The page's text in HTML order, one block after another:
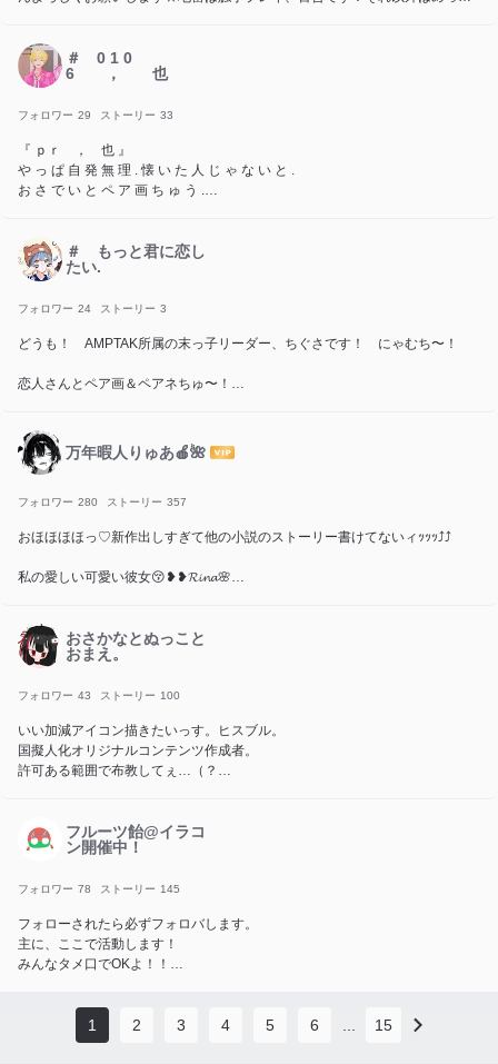
＃ 0 1 0
6 ， 也
フォロワー 29 ストーリー 33
『 ｐｒ ， 也 』
や っ ぱ 自 発 無 理 . 懐 い た 人 じ ゃ な い と .
お さ で い と ペ ア 画 ち ゅ う .
＃ もっと君に恋し
たい.
フォロワー 24 ストーリー 3
どうも！ AMPTAK所属の末っ子リーダー、ちぐさです！ にゃむち〜！
恋人さんとペア画＆ペアネちゅ〜！
万年暇人りゅあ🍎🌺
フォロワー 280 ストーリー 357
おほほほほっ♡新作出しすぎて他の小説のストーリー書けてないィｯｯｯ⤴︎⤴︎
私の愛しい可愛い彼女😚❥❥𝓡𝓲𝓷𝓪🌸
毎日情緒が不安定♪
↪︎ セレン°・*:.。.☆さん
お友達
おさかなとぬっこと
おまえ。
フォロワー 43 ストーリー 100
いい加減アイコン描きたいっす。ヒスブル。
国擬人化オリジナルコンテンツ作成者。
許可ある範囲で布教してぇ…（？
フルーツ飴@イラコ
ン開催中！
フォロワー 78 ストーリー 145
フォローされたら必ずフォロバします。
主に、ここで活動します！
みんなタメ口でOKよ！！
YouTubeやってます！「スイカ🍉」
イラコン開催中！
100人超えるまで残り22人！
1 2 3 4 5 6 15